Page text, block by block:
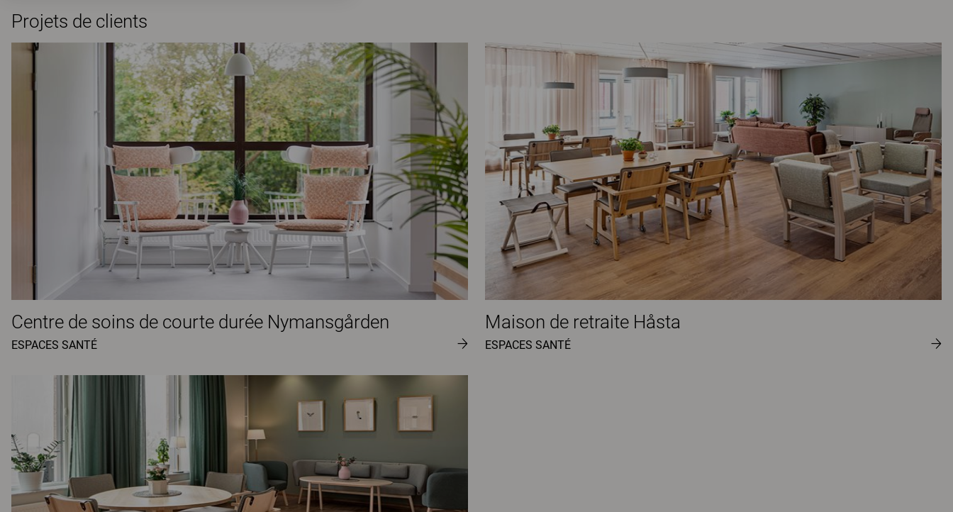
Projets de clients
Centre de soins de courte durée Nymansgården
ESPACES SANTÉ
Maison de retraite Håsta
ESPACES SANTÉ